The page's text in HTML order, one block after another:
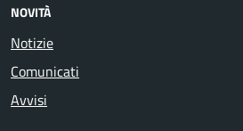
NOVITÀ
Notizie
Comunicati
Avvisi